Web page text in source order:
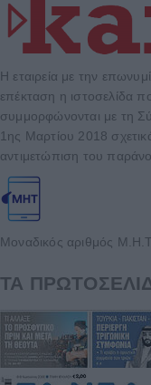
Η εταιρεία με την
επέκταση η ιστοσελίδα
συμμορφώνονται με τη
1ης Μαρτίου 2018
αντιμετώπιση του
Μοναδικός αριθμός
ΤΑ